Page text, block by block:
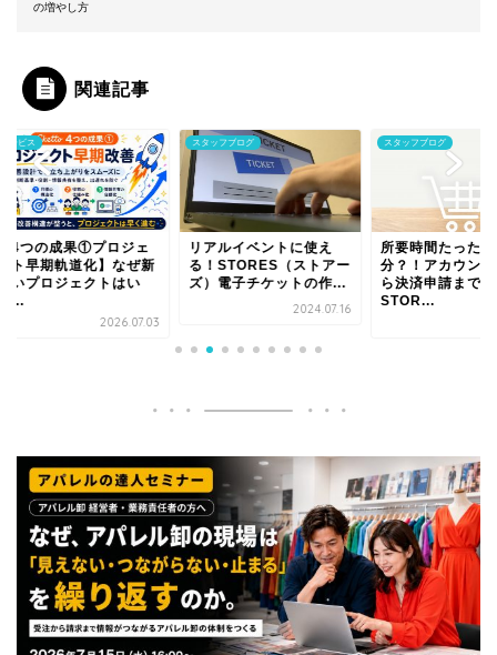
の増やし方
関連記事
の成果①プロジェ
早期軌道化】なぜ新
プロジェクトはい
2026.07.03
スタッフブログ
リアルイベントに使え
る！STORES（ストアー
ズ）電子チケットの作...
2024.07.16
スタッフブログ
所要時間たったの30
分？！アカウント開
ら決済申請までー
STOR...